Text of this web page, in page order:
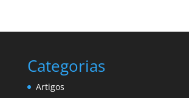
Categorias
Artigos